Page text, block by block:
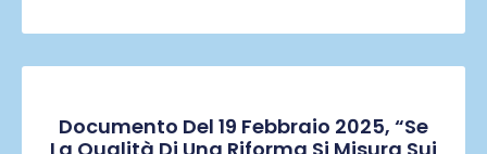
Documento Del 19 Febbraio 2025, “Se